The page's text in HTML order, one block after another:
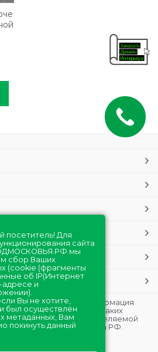
на то, что данная информация
целях и ни при каких
офертой, определяемой
(2) Гражданского кодекса РФ.
версия сайта
посетитель! Для
сайта
мы
сбор Ваших
(cookie (фрагменты
об IP(Интернет
и
Вы не хотите,
был осуществлён
метаданных, Вам
покинуть данный